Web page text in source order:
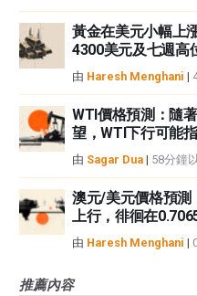
黃金在美元小幅上
4300美元及七週高
由 Haresh Menghani |
WTI價格預測：隨
望，WTI下行可能
由 Sagar Dua | 58分鐘
澳元/美元價格預測
上行，徘徊在
由 Haresh Menghani |
推薦內容